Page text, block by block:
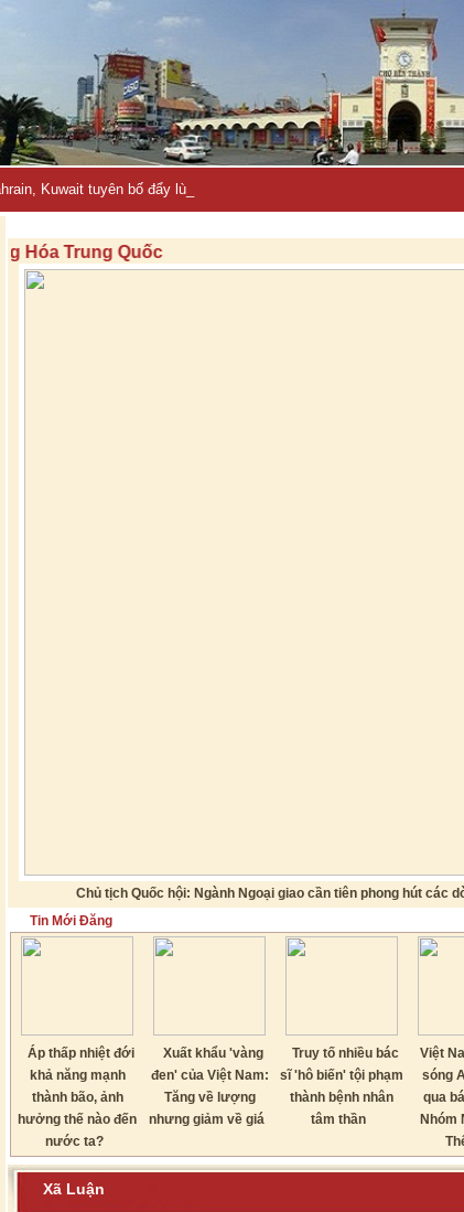
Kuwait tuyên bố đẩy lùi hàng loạt cuộc tấn công-
Quốc
Chủ tịch Quốc hội: Ngành Ngoại giao cần tiên phong hút các
Tin Mới Đăng
Áp thấp nhiệt đới
khả năng mạnh
thành bão, ảnh
hưởng thế nào đến
nước ta?
Xuất khẩu 'vàng
đen' của Việt Nam:
Tăng về lượng
nhưng giảm về giá
Truy tố nhiều bác
sĩ 'hô biến' tội phạm
thành bệnh nhân
tâm thần
Việt
sóng
qua
Nhóm
Xã Luận